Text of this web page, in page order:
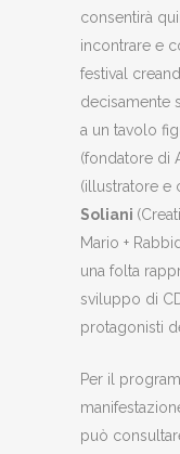
consentirà
incontrare e
festival
decisamente
a un tavolo
(fondatore di
(illustratore e
Soliani
Mario +
una folta
sviluppo di
protagonisti
Per il
può